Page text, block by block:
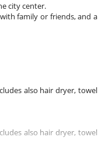
city center.
family or friends, and a
also hair dryer, towel
also hair dryer, towel